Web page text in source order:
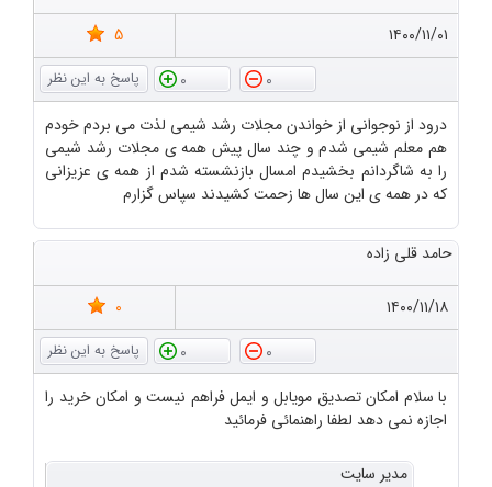
۱۴۰۰/۱۱/۰۱
5
0
0
درود از نوجوانی از خواندن مجلات رشد شیمی لذت می بردم خودم
هم معلم شیمی شدم و چند سال پیش همه ی مجلات رشد شیمی
را به شاگردانم بخشیدم امسال بازنشسته شدم از همه ی عزیزانی
که در همه ی این سال ها زحمت کشیدند سپاس گزارم
حامد قلی زاده
۱۴۰۰/۱۱/۱۸
0
0
0
با سلام امکان تصدیق مویابل و ایمل فراهم نیست و امکان خرید را
اجازه نمی دهد لطفا راهنمائی فرمائید
مدیر سایت